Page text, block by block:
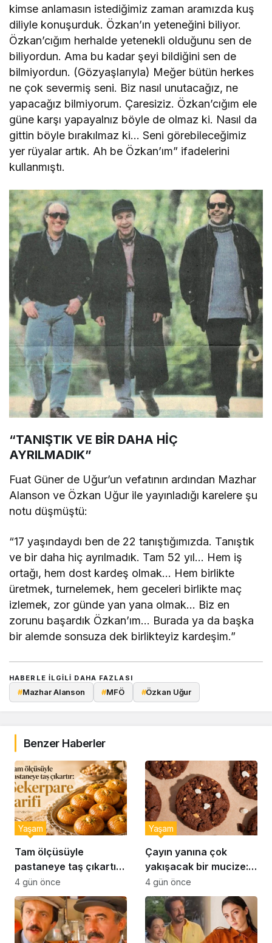
kimse anlamasın istediğimiz zaman aramızda kuş
diliyle konuşurduk. Özkan’ın yeteneğini biliyor.
Özkan’cığım herhalde yetenekli olduğunu sen de
biliyordun. Ama bu kadar şeyi bildiğini sen de
bilmiyordun. (Gözyaşlarıyla) Meğer bütün herkes
ne çok severmiş seni. Biz nasıl unutacağız, ne
yapacağız bilmiyorum. Çaresiziz. Özkan’cığım ele
güne karşı yapayalnız böyle de olmaz ki. Nasıl da
gittin böyle bırakılmaz ki… Seni görebileceğimiz
yer rüyalar artık. Ah be Özkan’ım” ifadelerini
kullanmıştı.
“TANIŞTIK VE BİR DAHA HİÇ
AYRILMADIK”
Fuat Güner de Uğur’un vefatının ardından Mazhar
Alanson ve Özkan Uğur ile yayınladığı karelere şu
notu düşmüştü:
“17 yaşındaydı ben de 22 tanıştığımızda. Tanıştık
ve bir daha hiç ayrılmadık. Tam 52 yıl… Hem iş
ortağı, hem dost kardeş olmak… Hem birlikte
üretmek, turnelemek, hem geceleri birlikte maç
izlemek, zor günde yan yana olmak… Biz en
zorunu başardık Özkan’ım… Burada ya da başka
bir alemde sonsuza dek birlikteyiz kardeşim.”
HABERLE ILGILI DAHA FAZLASI
#Mazhar Alanson #MFÖ #Özkan Uğur
Benzer Haberler
Tam ölçüsüyle
pastaneye taş çıkartır:
Şekerpare tarifi
Yaşam
4 gün önce
Çayın yanına çok
yakışacak bir mucize:
Brownie tadında ıslak
kurabiye tarifi…
Yaşam
4 gün önce